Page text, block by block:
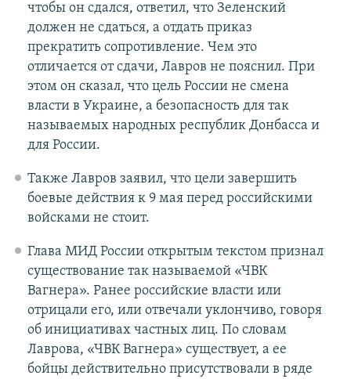
чтобы он сдался, ответил, что Зеленский
должен не сдаться, а отдать приказ
прекратить сопротивление. Чем это
отличается от сдачи, Лавров не пояснил. При
этом он сказал, что цель России не смена
власти в Украине, а безопасность для так
называемых народных республик Донбасса и
для России.
Также Лавров заявил, что цели завершить
боевые действия к 9 мая перед российскими
войсками не стоит.
Глава МИД России открытым текстом признал
существование так называемой «ЧВК
Вагнера». Ранее российские власти или
отрицали его, или отвечали уклончиво, говоря
об инициативах частных лиц. По словам
Лаврова, «ЧВК Вагнера» существует, а ее
бойцы действительно присутствовали в ряде